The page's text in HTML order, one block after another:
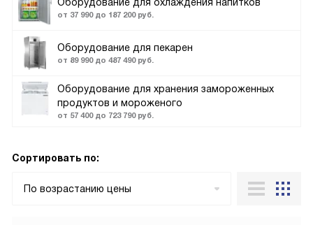
от 37 990 до 187 200 руб.
Оборудование для пекарен
от 89 990 до 487 490 руб.
Оборудование для хранения замороженных
продуктов и мороженого
от 57 400 до 723 790 руб.
Сортировать по:
По возрастанию цены